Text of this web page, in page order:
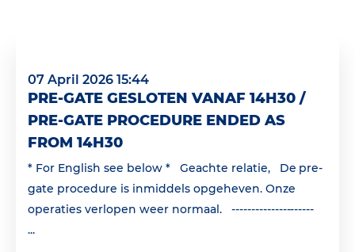
07 April 2026 15:44
PRE-GATE GESLOTEN VANAF 14H30 /
PRE-GATE PROCEDURE ENDED AS
FROM 14H30
* For English see below * Geachte relatie, De pre-
gate procedure is inmiddels opgeheven. Onze
operaties verlopen weer normaal. ---------------------
...